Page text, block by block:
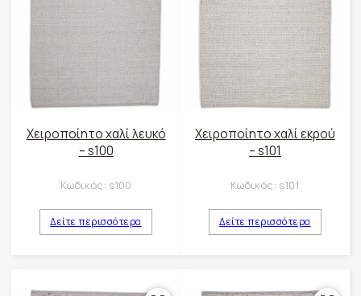
Χειροποίητο χαλί λευκό
– s100
Κωδικός: s100
Δείτε περισσότερα
Χειροποίητο χαλί εκρού
– s101
Κωδικός: s101
Δείτε περισσότερα